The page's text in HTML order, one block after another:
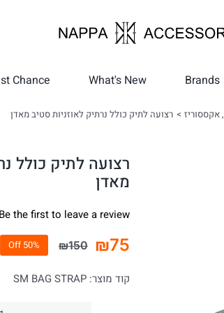
Brands
What's New
Chance
אקססוריז רצועה לתיק כולל נרתיק לאוזניות סטיב מאדן
רצועה לתיק כולל
מאדן
Be the first to leave a review.
₪150 המחיר
המקורי
היה:
₪75
המחיר
הנוכחי
הוא:
50% Off
קוד מוצר:SM BAG STRAP